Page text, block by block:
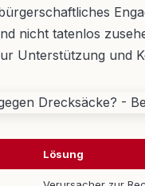
nicht tatenlos
Unterstützung und
Lösung